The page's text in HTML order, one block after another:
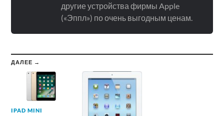
другие устройства фирмы Apple
(«Эппл») по очень выгодным ценам.
ДАЛЕЕ →
IPAD MINI